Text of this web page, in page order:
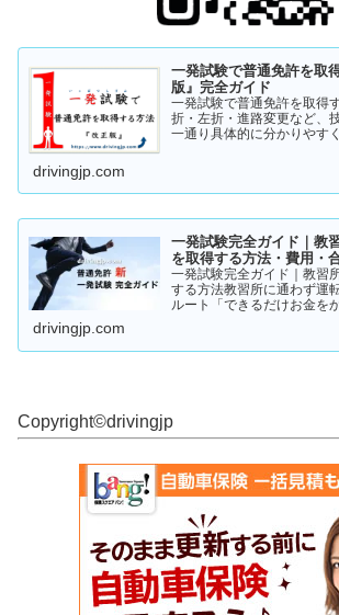
一発試験で普通免許を取
版』完全ガイド
一発試験で普通免許を取得
折・左折・進路変更など、
一通り具体的に分かりやす
drivingjp.com
一発試験完全ガイド｜教
を取得する方法・費用・
一発試験完全ガイド｜教習
する方法教習所に通わず運
ルート「できるだけお金を
試験（飛び込み試験...
drivingjp.com
Copyright©︎drivingjp